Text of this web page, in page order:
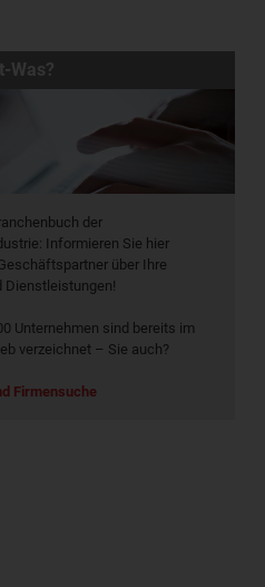
Was?
der
Informieren Sie hier
über Ihre
Dienstleistungen!
Unternehmen sind bereits im
verzeichnet – Sie auch?
Firmensuche